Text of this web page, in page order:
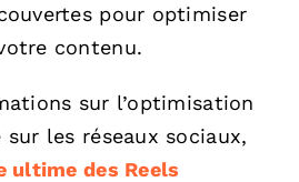
pour optimiser
contenu.
sur l’optimisation
les réseaux sociaux,
ultime des Reels